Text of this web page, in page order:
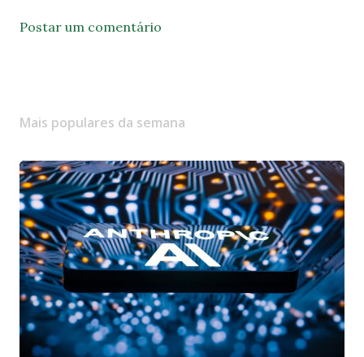
Postar um comentário
Mais populares da semana